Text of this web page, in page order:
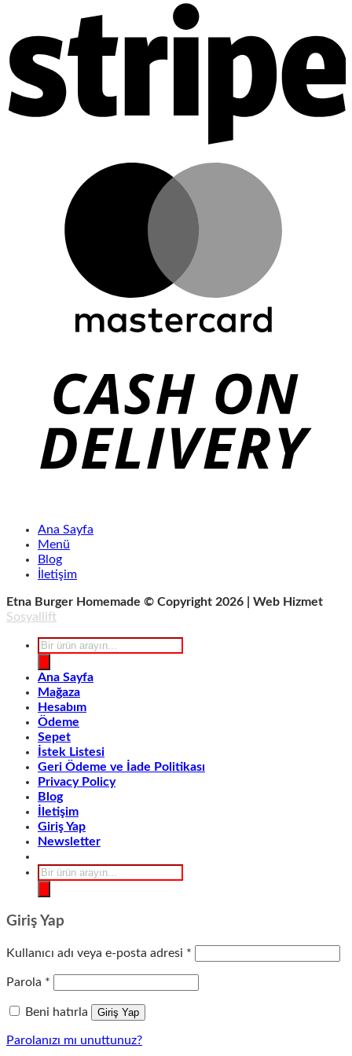
Ana Sayfa
Menü
Blog
İletişim
Etna Burger Homemade © Copyright 2026 | Web Hizmet
Sosyallift
Products
search
Ana Sayfa
Mağaza
Hesabım
Ödeme
Sepet
İstek Listesi
Geri Ödeme ve İade Politikası
Privacy Policy
Blog
İletişim
Giriş Yap
Newsletter
Products
search
Giriş Yap
Kullanıcı adı veya e-posta adresi *
Parola *
Beni hatırla Giriş Yap
Parolanızı mı unuttunuz?